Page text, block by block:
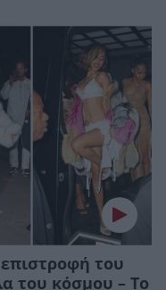
του
του κόσμου – Το